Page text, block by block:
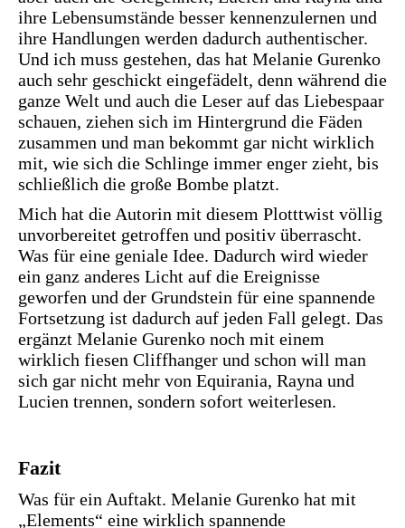
ihre Lebensumstände besser kennenzulernen und
ihre Handlungen werden dadurch authentischer.
Und ich muss gestehen, das hat Melanie Gurenko
auch sehr geschickt eingefädelt, denn während die
ganze Welt und auch die Leser auf das Liebespaar
schauen, ziehen sich im Hintergrund die Fäden
zusammen und man bekommt gar nicht wirklich
mit, wie sich die Schlinge immer enger zieht, bis
schließlich die große Bombe platzt.
Mich hat die Autorin mit diesem Plotttwist völlig
unvorbereitet getroffen und positiv überrascht.
Was für eine geniale Idee. Dadurch wird wieder
ein ganz anderes Licht auf die Ereignisse
geworfen und der Grundstein für eine spannende
Fortsetzung ist dadurch auf jeden Fall gelegt. Das
ergänzt Melanie Gurenko noch mit einem
wirklich fiesen Cliffhanger und schon will man
sich gar nicht mehr von Equirania, Rayna und
Lucien trennen, sondern sofort weiterlesen.
Fazit
Was für ein Auftakt. Melanie Gurenko hat mit
„Elements“ eine wirklich spannende